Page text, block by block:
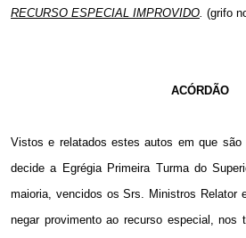
RECURSO ESPECIAL IMPROVIDO. (grifo
ACÓRDÃO
Vistos e relatados estes autos em que são
decide a Egrégia Primeira Turma do
maioria, vencidos os Srs. Ministros Relator
negar provimento ao recurso especial, nos